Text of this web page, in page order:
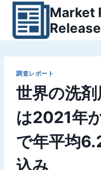
Market
調査レポート
世界の洗
は2021年
で年平均
込み